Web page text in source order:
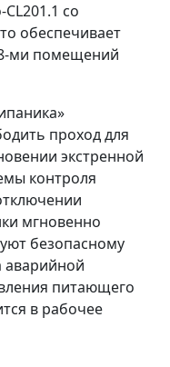
со
обеспечивает
ми помещений
проход для
экстренной
контроля
мгновенно
безопасному
аварийной
питающего
в рабочее